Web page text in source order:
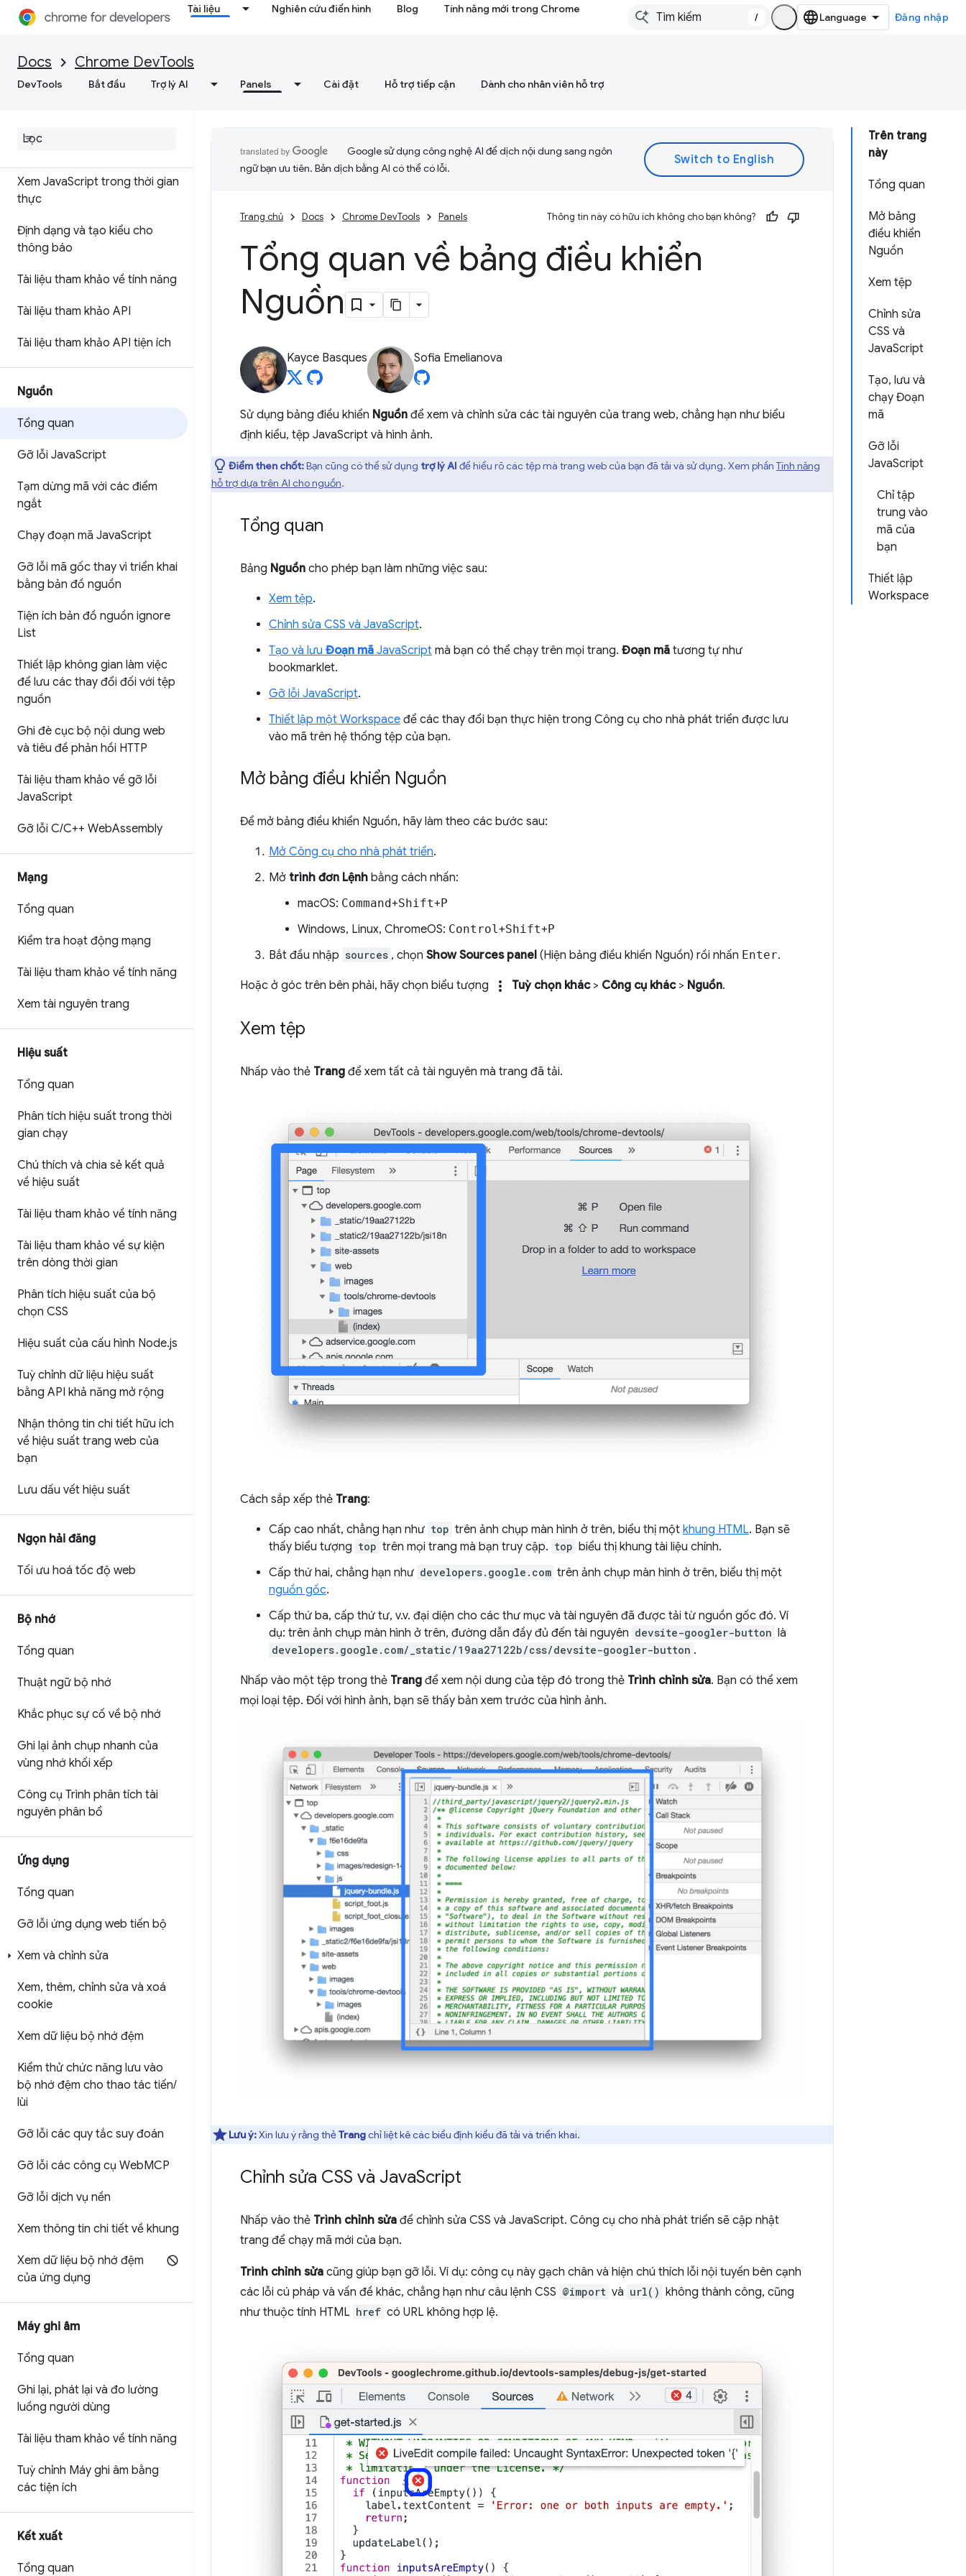
Tài liệu Nghiên cứu điển hình Blog Tính năng mới trong Chrome
/ Đăng nhập
Docs Chrome DevTools
DevTools Bắt đầu Trợ lý AI Panels Cài đặt Hỗ trợ tiếp cận Dành cho nhân viên hỗ trợ
Tổng quan
Tìm hiểu về lỗi và cảnh báo
thông qua thông tin chi tiết
trên bảng điều khiển
Xem JavaScript trong thời gian
thực
Định dạng và tạo kiểu cho
thông báo
Tài liệu tham khảo về tính năng
Tài liệu tham khảo API
Tài liệu tham khảo API tiện ích
Nguồn
Tổng quan
Gỡ lỗi JavaScript
Tạm dừng mã với các điểm
ngắt
Chạy đoạn mã JavaScript
Gỡ lỗi mã gốc thay vì triển khai
bằng bản đồ nguồn
Tiện ích bản đồ nguồn ignore
List
Thiết lập không gian làm việc
để lưu các thay đổi đối với tệp
nguồn
Ghi đè cục bộ nội dung web
và tiêu đề phản hồi HTTP
Tài liệu tham khảo về gỡ lỗi
JavaScript
Gỡ lỗi C/C++ WebAssembly
Mạng
Tổng quan
Kiểm tra hoạt động mạng
Tài liệu tham khảo về tính năng
Xem tài nguyên trang
Hiệu suất
Tổng quan
Phân tích hiệu suất trong thời
gian chạy
Chú thích và chia sẻ kết quả
về hiệu suất
Tài liệu tham khảo về tính năng
Tài liệu tham khảo về sự kiện
trên dòng thời gian
Phân tích hiệu suất của bộ
chọn CSS
Hiệu suất của cấu hình Node.js
Tuỳ chỉnh dữ liệu hiệu suất
bằng API khả năng mở rộng
Nhận thông tin chi tiết hữu ích
về hiệu suất trang web của
bạn
Lưu dấu vết hiệu suất
Ngọn hải đăng
Tối ưu hoá tốc độ web
Bộ nhớ
Tổng quan
Thuật ngữ bộ nhớ
Khắc phục sự cố về bộ nhớ
Ghi lại ảnh chụp nhanh của
vùng nhớ khối xếp
Công cụ Trình phân tích tài
nguyên phân bổ
Ứng dụng
Tổng quan
Gỡ lỗi ứng dụng web tiến bộ
Xem và chỉnh sửa
Xem, thêm, chỉnh sửa và xoá
cookie
Xem dữ liệu bộ nhớ đệm
Kiểm thử chức năng lưu vào
bộ nhớ đệm cho thao tác tiến/
lùi
Gỡ lỗi các quy tắc suy đoán
Gỡ lỗi các công cụ WebMCP
Gỡ lỗi dịch vụ nền
Xem thông tin chi tiết về khung
Xem dữ liệu bộ nhớ đệm
của ứng dụng
Máy ghi âm
Tổng quan
Ghi lại, phát lại và đo lường
luồng người dùng
Tài liệu tham khảo về tính năng
Tuỳ chỉnh Máy ghi âm bằng
các tiện ích
Kết xuất
Tổng quan
Trên trang
này
Tổng quan
Mở bảng
điều khiển
Nguồn
Xem tệp
Chỉnh sửa
CSS và
JavaScript
Tạo, lưu và
chạy Đoạn
mã
Gỡ lỗi
JavaScript
Chỉ tập
trung vào
mã của
bạn
Thiết lập
Workspace
Google sử dụng công nghệ AI để dịch nội dung sang ngôn
ngữ bạn ưu tiên. Bản dịch bằng AI có thể có lỗi.
Trang chủ Docs Chrome DevTools Panels Thông tin này có hữu ích không cho bạn không?
Tổng quan về bảng điều khiển
Nguồn
Kayce Basques Sofia Emelianova
Sử dụng bảng điều khiển Nguồn để xem và chỉnh sửa các tài nguyên của trang web, chẳng hạn như biểu
định kiểu, tệp JavaScript và hình ảnh.
Điểm then chốt:Bạn cũng có thể sử dụng trợ lý AI để hiểu rõ các tệp mà trang web của bạn đã tải và sử dụng. Xem phần Tính năng
hỗ trợ dựa trên AI cho nguồn.
Tổng quan
Bảng Nguồn cho phép bạn làm những việc sau:
Xem tệp.
Chỉnh sửa CSS và JavaScript.
Tạo và lưu Đoạn mã JavaScript mà bạn có thể chạy trên mọi trang. Đoạn mã tương tự như
bookmarklet.
Gỡ lỗi JavaScript.
Thiết lập một Workspace để các thay đổi bạn thực hiện trong Công cụ cho nhà phát triển được lưu
vào mã trên hệ thống tệp của bạn.
Mở bảng điều khiển Nguồn
Để mở bảng điều khiển Nguồn, hãy làm theo các bước sau:
Mở Công cụ cho nhà phát triển.
Mở trình đơn Lệnh bằng cách nhấn:
macOS: Command+Shift+P
Windows, Linux, ChromeOS: Control+Shift+P
Bắt đầu nhập sources , chọn Show Sources panel (Hiện bảng điều khiển Nguồn) rồi nhấn Enter.
Hoặc ở góc trên bên phải, hãy chọn biểu tượng more_vert Tuỳ chọn khác> Công cụ khác> Nguồn.
Xem tệp
Nhấp vào thẻ Trang để xem tất cả tài nguyên mà trang đã tải.
Cách sắp xếp thẻ Trang:
Cấp cao nhất, chẳng hạn như top trên ảnh chụp màn hình ở trên, biểu thị một khung HTML. Bạn sẽ
thấy biểu tượng top trên mọi trang mà bạn truy cập. top biểu thị khung tài liệu chính.
Cấp thứ hai, chẳng hạn như developers.google.com trên ảnh chụp màn hình ở trên, biểu thị một
nguồn gốc.
Cấp thứ ba, cấp thứ tư, v.v. đại diện cho các thư mục và tài nguyên đã được tải từ nguồn gốc đó. Ví
dụ: trên ảnh chụp màn hình ở trên, đường dẫn đầy đủ đến tài nguyên devsite-googler-button là
developers.google.com/_static/19aa27122b/css/devsite-googler-button .
Nhấp vào một tệp trong thẻ Trang để xem nội dung của tệp đó trong thẻ Trình chỉnh sửa. Bạn có thể xem
mọi loại tệp. Đối với hình ảnh, bạn sẽ thấy bản xem trước của hình ảnh.
Lưu ý:Xin lưu ý rằng thẻTrangchỉ liệt kê các biểu định kiểu đã tải và triển khai.
Chỉnh sửa CSS và JavaScript
Nhấp vào thẻ Trình chỉnh sửa để chỉnh sửa CSS và JavaScript. Công cụ cho nhà phát triển sẽ cập nhật
trang để chạy mã mới của bạn.
Trình chỉnh sửa cũng giúp bạn gỡ lỗi. Ví dụ: công cụ này gạch chân và hiện chú thích lỗi nội tuyến bên cạnh
các lỗi cú pháp và vấn đề khác, chẳng hạn như câu lệnh CSS @import và url() không thành công, cũng
như thuộc tính HTML href có URL không hợp lệ.